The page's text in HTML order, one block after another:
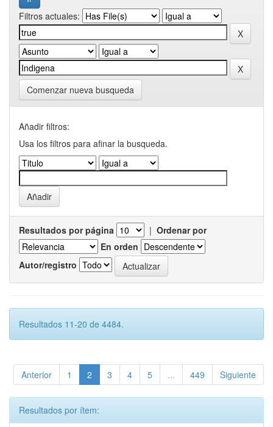
Filtros actuales:
Comenzar nueva busqueda
Añadir filtros:
Usa los filtros para afinar la busqueda.
Resultados por página | Ordenar por
En orden
Autor/registro
Resultados 11-20 de 4484.
Anterior 1 2 3 4 5 ... 449 Siguiente
Resultados por ítem: